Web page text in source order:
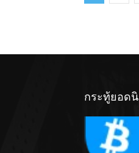
กระทู้ยอด